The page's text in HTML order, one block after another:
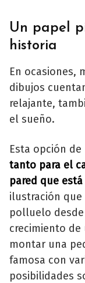
Un papel
historia
En ocasiones,
dibujos
relajante,
el sueño.
Esta opción
tanto para el
pared que
ilustración
polluelo
crecimiento
montar una
famosa con
posibilidades